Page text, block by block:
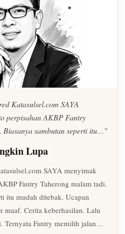
Katasulsel.com SAYA
perpisahan AKBP Fantry
Biasanya sambutan seperti itu…"
Lupa
SAYA menyimak
Fantry Taherong malam tadi.
itu mudah ditebak. Ucapan
maaf. Cerita keberhasilan. Lalu
Ternyata Fantry memilih jalan…